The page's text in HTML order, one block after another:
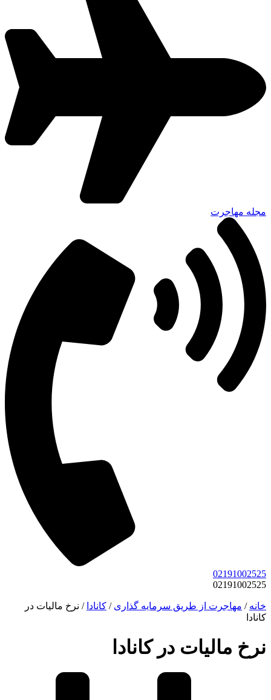
مجله مهاجرت
02191002525
02191002525
خانه / مهاجرت از طریق سرمایه گذاری / کانادا / نرخ مالیات در
کانادا
نرخ مالیات در کانادا